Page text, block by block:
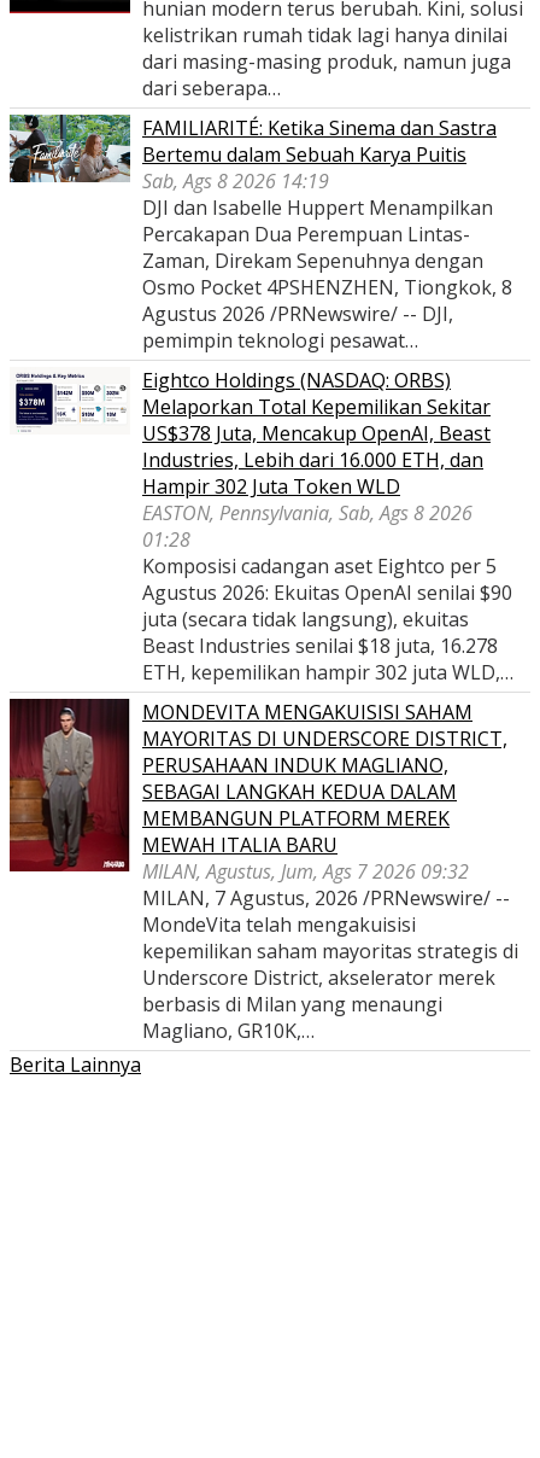
hunian modern terus berubah. Kini, solusi
kelistrikan rumah tidak lagi hanya dinilai
dari masing-masing produk, namun juga
dari seberapa…
FAMILIARITÉ: Ketika Sinema dan Sastra
Bertemu dalam Sebuah Karya Puitis
Sab, Ags 8 2026 14:19
DJI dan Isabelle Huppert Menampilkan
Percakapan Dua Perempuan Lintas-
Zaman, Direkam Sepenuhnya dengan
Osmo Pocket 4PSHENZHEN, Tiongkok, 8
Agustus 2026 /PRNewswire/ -- DJI,
pemimpin teknologi pesawat…
Eightco Holdings (NASDAQ: ORBS)
Melaporkan Total Kepemilikan Sekitar
US$378 Juta, Mencakup OpenAI, Beast
Industries, Lebih dari 16.000 ETH, dan
Hampir 302 Juta Token WLD
EASTON, Pennsylvania, Sab, Ags 8 2026
01:28
Komposisi cadangan aset Eightco per 5
Agustus 2026: Ekuitas OpenAI senilai $90
juta (secara tidak langsung), ekuitas
Beast Industries senilai $18 juta, 16.278
ETH, kepemilikan hampir 302 juta WLD,…
MONDEVITA MENGAKUISISI SAHAM
MAYORITAS DI UNDERSCORE DISTRICT,
PERUSAHAAN INDUK MAGLIANO,
SEBAGAI LANGKAH KEDUA DALAM
MEMBANGUN PLATFORM MEREK
MEWAH ITALIA BARU
MILAN, Agustus, Jum, Ags 7 2026 09:32
MILAN, 7 Agustus, 2026 /PRNewswire/ --
MondeVita telah mengakuisisi
kepemilikan saham mayoritas strategis di
Underscore District, akselerator merek
berbasis di Milan yang menaungi
Magliano, GR10K,…
Berita Lainnya